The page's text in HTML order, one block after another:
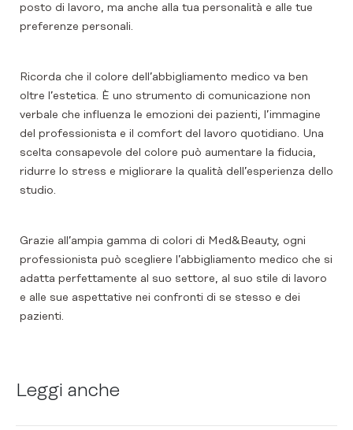
posto di lavoro, ma anche alla tua personalità e alle tue
preferenze personali.
Ricorda che il colore dell’abbigliamento medico va ben
oltre l’estetica. È uno strumento di comunicazione non
verbale che influenza le emozioni dei pazienti, l’immagine
del professionista e il comfort del lavoro quotidiano. Una
scelta consapevole del colore può aumentare la fiducia,
ridurre lo stress e migliorare la qualità dell’esperienza dello
studio.
Grazie all’ampia gamma di colori di Med&Beauty, ogni
professionista può scegliere l’abbigliamento medico che si
adatta perfettamente al suo settore, al suo stile di lavoro
e alle sue aspettative nei confronti di se stesso e dei
pazienti.
Leggi anche